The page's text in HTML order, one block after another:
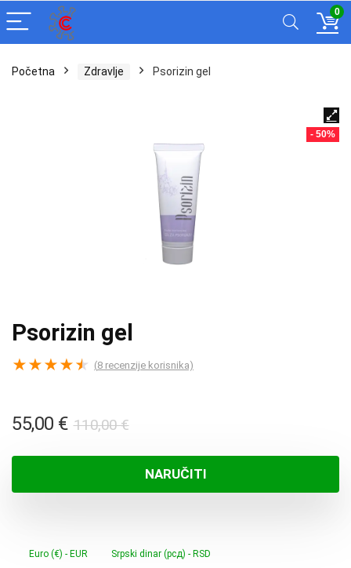
0
Početna Zdravlje Psorizin gel
- 50%
Psorizin gel
★★★★★ (8 recenzije korisnika)
110,00€Izvorna
bila
je:
55,00 €
Trenutna
je:
55,00 €.
NARUČITI
Euro (€) - EUR
Srpski dinar (рсд) - RSD